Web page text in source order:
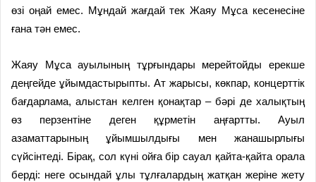
өзі оңай емес. Мұндай жағдай тек Жаяу Мұса кесенесіне
ғана тән емес.
Жаяу Мұса ауылының тұрғындары мерейтойды ерекше
деңгейде ұйымдастырыпты. Ат жарысы, көкпар, концерттік
бағдарлама, алыстан келген қонақтар – бәрі де халықтың
өз перзентіне деген құрметін аңғартты. Ауыл
азаматтарының ұйымшылдығы мен жанашыр­лығы
сүйсінтеді. Бірақ, сол күні ойға бір сауал қайта-қайта орала
берді: неге осындай ұлы тұлғалардың жатқан жеріне жету